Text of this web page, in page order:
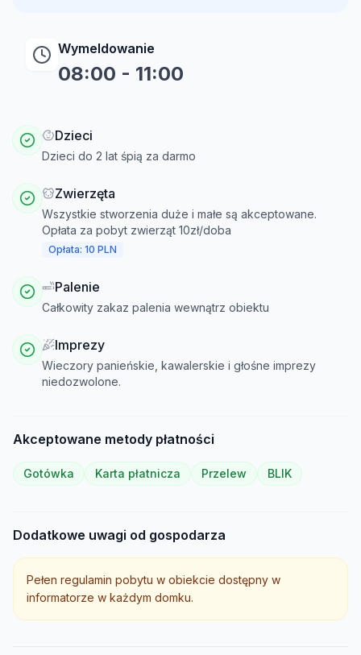
Wymeldowanie
08:00 - 11:00
Dzieci
Dzieci do 2 lat śpią za darmo
Zwierzęta
Wszystkie stworzenia duże i małe są akceptowane.
Opłata za pobyt zwierząt 10zł/doba
Opłata: 10 PLN
Palenie
Całkowity zakaz palenia wewnątrz obiektu
Imprezy
Wieczory panieńskie, kawalerskie i głośne imprezy
niedozwolone.
Akceptowane metody płatności
Gotówka Karta płatnicza Przelew BLIK
Dodatkowe uwagi od gospodarza
Pełen regulamin pobytu w obiekcie dostępny w
informatorze w każdym domku.